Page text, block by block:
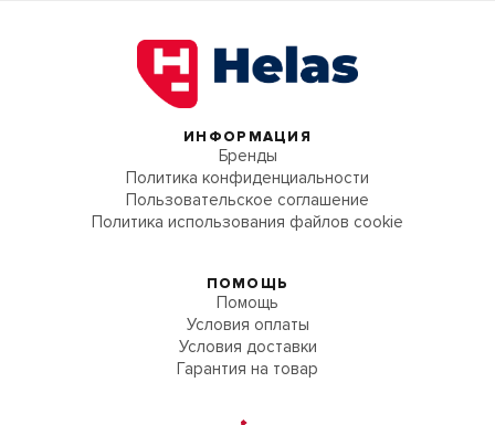
ИНФОРМАЦИЯ
Бренды
Политика конфиденциальности
Пользовательское соглашение
Политика использования файлов cookie
ПОМОЩЬ
Помощь
Условия оплаты
Условия доставки
Гарантия на товар